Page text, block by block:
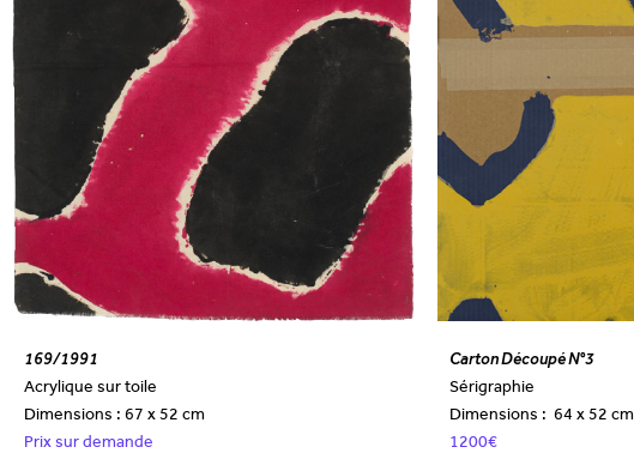
169/1991
Acrylique sur toile
Dimensions : 67 x 52 cm
Prix sur demande
Carton Découpé N°3
Sérigraphie
Dimensions : 64 x 52 cm
1200€